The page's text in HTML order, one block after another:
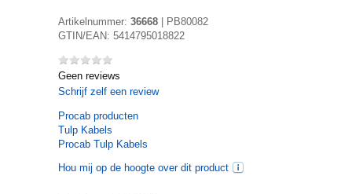
Artikelnummer: 36668
PB80082
GTIN/EAN: 5414795018822
Geen reviews
Schrijf zelf een review
Procab producten
Tulp Kabels
Procab Tulp Kabels
Hou mij op de hoogte over dit product